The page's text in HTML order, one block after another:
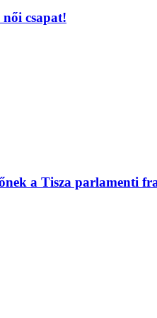
csapat!
a Tisza parlamenti